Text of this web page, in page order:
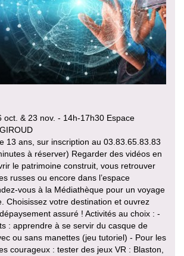
oct. & 23 nov. - 14h-17h30 Espace
13 ans, sur inscription au 03.83.65.83.83
à réserver) Regarder des vidéos en
le patrimoine construit, vous retrouver
russes ou encore dans l’espace
vous à la Médiathèque pour un voyage
Choisissez votre destination et ouvrez
assuré ! Activités au choix : -
: apprendre à se servir du casque de
ou sans manettes (jeu tutoriel) - Pour les
courageux : tester des jeux VR : Blaston,